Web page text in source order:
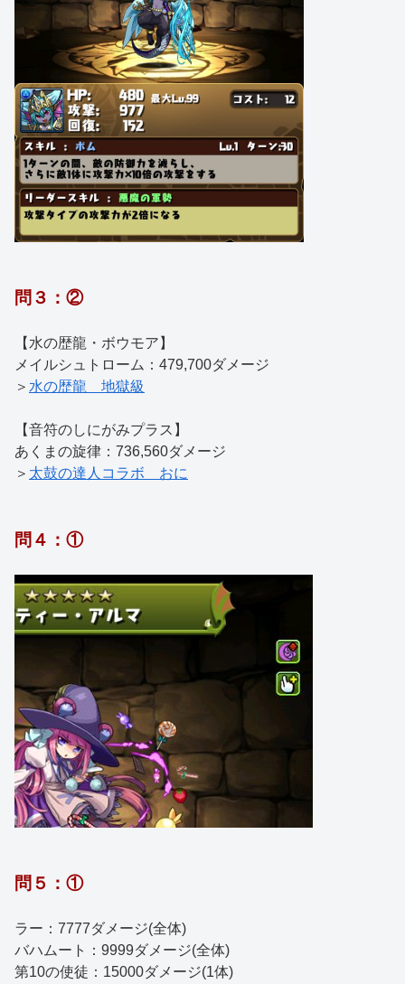
問３：②
【水の歴龍・ボウモア】
メイルシュトローム：479,700ダメージ
＞ 水の歴龍 地獄級
【音符のしにがみプラス】
あくまの旋律：736,560ダメージ
＞ 太鼓の達人コラボ おに
問４：①
問５：①
ラー：7777ダメージ(全体)
バハムート：9999ダメージ(全体)
第10の使徒：15000ダメージ(1体)